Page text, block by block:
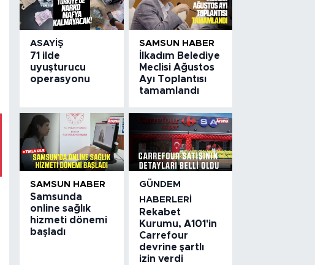
ASAYIŞ
71 ilde
uyuşturucu
operasyonu
SAMSUN HABER
İlkadım Belediye
Meclisi Ağustos
Ayı Toplantısı
tamamlandı
SAMSUN HABER
Samsunda
online sağlık
hizmeti dönemi
başladı
GÜNDEM
HABERLERI
Rekabet
Kurumu, A101'in
Carrefour
devrine şartlı
izin verdi